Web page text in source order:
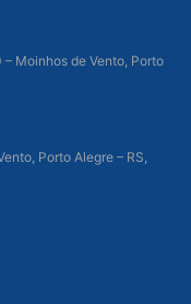
– Moinhos de Vento, Porto
Porto Alegre – RS,